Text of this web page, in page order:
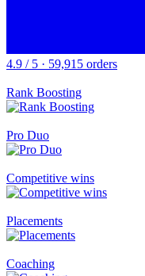
4.9 / 5 · 59,915 orders
Rank Boosting
Pro Duo
Competitive wins
Placements
Coaching